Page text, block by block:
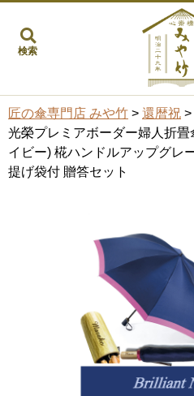
検索
匠の傘専門店 みや竹 > 還暦祝 >
光榮プレミアボーダー婦人折
イビー) 椛ハンドルアップグレ
提げ袋付 贈答セット